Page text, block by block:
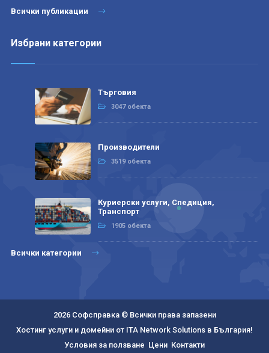
Всички публикации
Избрани категории
Търговия
3047 обекта
Производители
3519 обекта
Куриерски услуги, Спедиция,
Транспорт
1905 обекта
Всички категории
2026 Софсправка © Всички права запазени
Хостинг услуги и домейни от ITA Network Solutions в България!
Условия за ползване Цени Контакти